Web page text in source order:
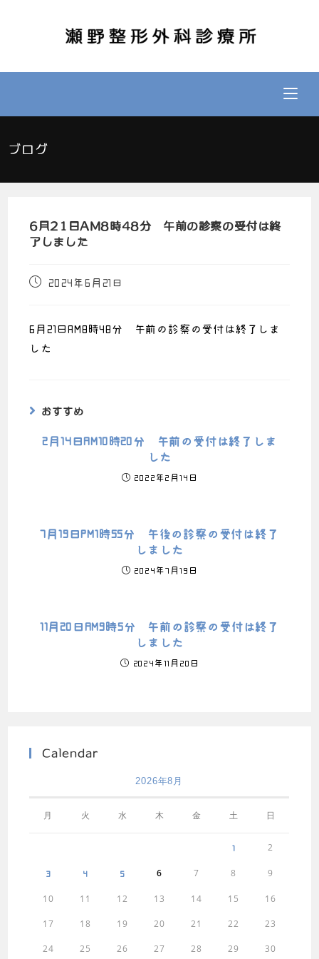
ブログ
6月21日AM8時48分 午前の診察の受付は終
了しました
2024年6月21日
6月21日AM8時48分 午前の診察の受付は終了しま
した
おすすめ
2月14日AM10時20分 午前の受付は終了しま
した
2022年2月14日
7月19日PM1時55分 午後の診察の受付は終了
しました
2024年7月19日
11月20日AM9時5分 午前の診察の受付は終了
しました
2024年11月20日
Calendar
2026年8月
月 火 水 木 金 土 日
1 2
3 4 5 6 7 8 9
10 11 12 13 14 15 16
17 18 19 20 21 22 23
24 25 26 27 28 29 30